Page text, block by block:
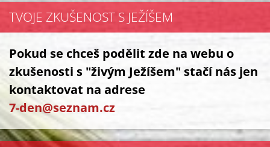
TVOJE ZKUŠENOST S JEŽÍŠEM
Pokud se chceš podělit zde na webu o
zkušenosti s "živým Ježíšem" stačí nás jen
kontaktovat na adrese
7-den@seznam.cz